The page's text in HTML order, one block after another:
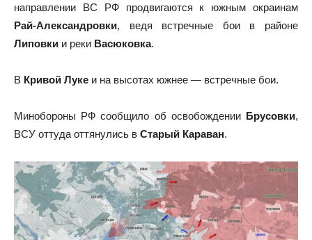
направлении ВС РФ продвигаются к южным окраинам
Рай-Александровки, ведя встречные бои в районе
Липовки и реки Васюковка.
В Кривой Луке и на высотах южнее — встречные бои.
Минобороны РФ сообщило об освобождении Брусовки,
ВСУ оттуда оттянулись в Старый Караван.